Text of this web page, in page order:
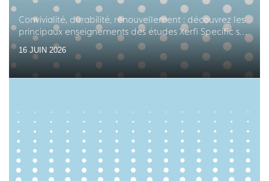
Convivialité, durabilité, renouvellement : découvrez les
principaux enseignements des études Xerfi Specific sur
les équipements en arts de la table
16 JUIN 2026